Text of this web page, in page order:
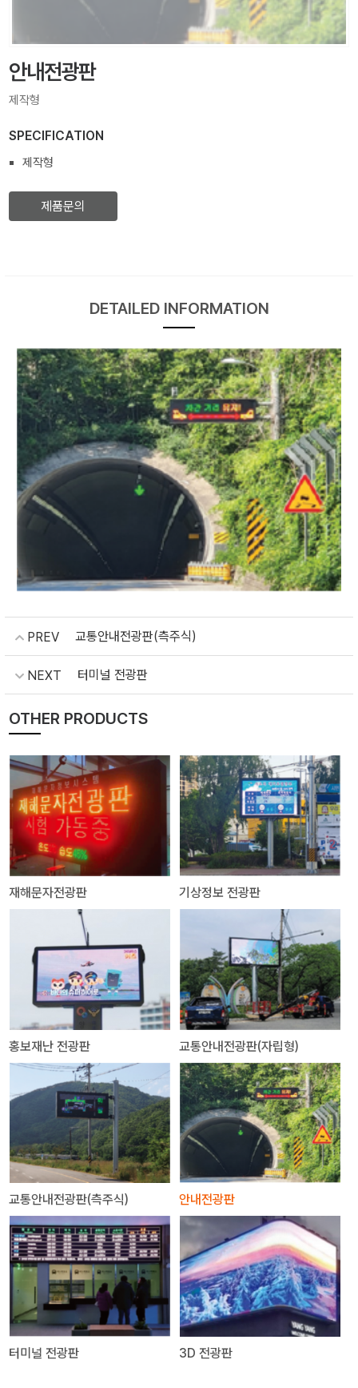
안내전광판
제작형
SPECIFICATION
제작형
제품문의
DETAILED INFORMATION
PREV 교통안내전광판(측주식)
NEXT 터미널 전광판
OTHER PRODUCTS
재해문자전광판 기상정보 전광판
홍보재난 전광판 교통안내전광판(자립형)
교통안내전광판(측주식) 안내전광판
터미널 전광판 3D 전광판